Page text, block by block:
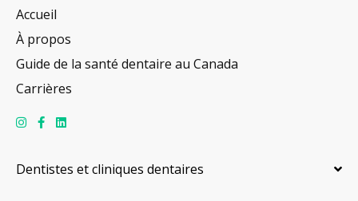
Accueil
À propos
Guide de la santé dentaire au Canada
Carrières
Dentistes et cliniques dentaires